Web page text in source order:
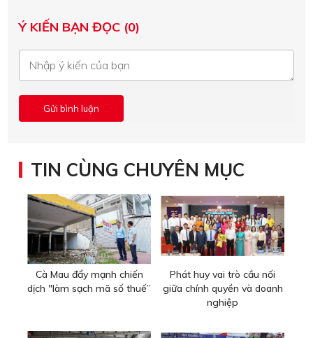
Ý KIẾN BẠN ĐỌC (0)
TIN CÙNG CHUYÊN MỤC
Cà Mau đẩy mạnh chiến
dịch "làm sạch mã số thuế”
Phát huy vai trò cầu nối
giữa chính quyền và doanh
nghiệp